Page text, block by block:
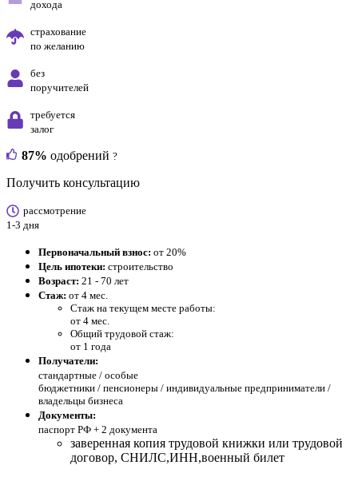
дохода
страхование
по желанию
без
поручителей
требуется
залог
87% одобрений ?
Получить консультацию
рассмотрение
1-3 дня
Первоначальный взнос: от 20%
Цель ипотеки: строительство
Возраст: 21 - 70 лет
Стаж: от 4 мес.
Стаж на текущем месте работы:
от 4 мес.
Общий трудовой стаж:
от 1 года
Получатели:
стандартные / особые
бюджетники / пенсионеры / индивидуальные предприниматели /
владельцы бизнеса
Документы:
паспорт РФ + 2 документа
заверенная копия трудовой книжки или трудовой
договор, СНИЛС,ИНН,военный билет